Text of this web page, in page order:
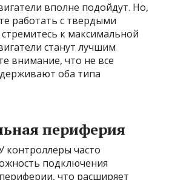
вполне подойдут. Но,
работать с твердыми
к максимальной
станут лучшим
внимание, что не все
оба типа
периферия
часто
подключения
что расширяет